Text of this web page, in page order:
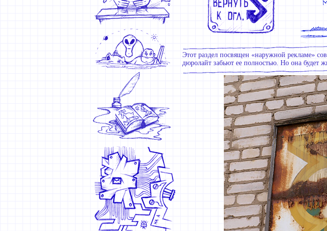
Этот раздел посвящен «наружной рекламе»
дюролайт забьют ее полностью. Но она будет